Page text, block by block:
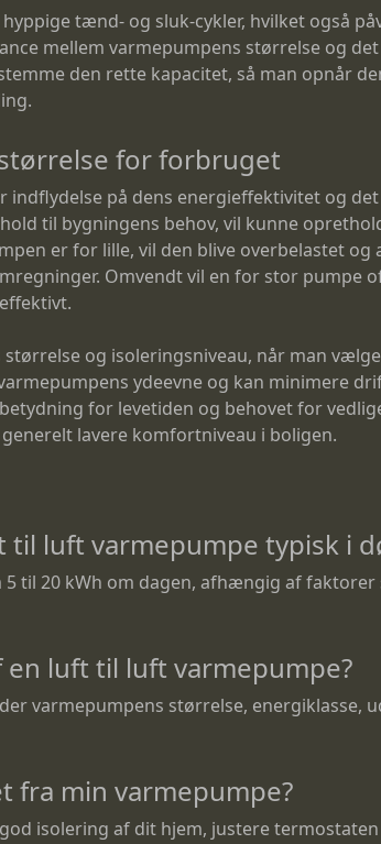
tænd- og sluk-cykler, hvilket også
mellem varmepumpens størrelse og
den rette kapacitet, så man opnår
for forbruget
på dens energieffektivitet og
til bygningens behov, vil kunne
er for lille, vil den blive overbelastet og
Omvendt vil en for stor pumpe
og isoleringsniveau, når man
ydeevne og kan minimere
for levetiden og behovet for
lavere komfortniveau i boligen.
luft varmepumpe typisk i
til 20 kWh om dagen, afhængig af
luft til luft varmepumpe?
varmepumpens størrelse, energiklasse,
fra min varmepumpe?
isolering af dit hjem, justere